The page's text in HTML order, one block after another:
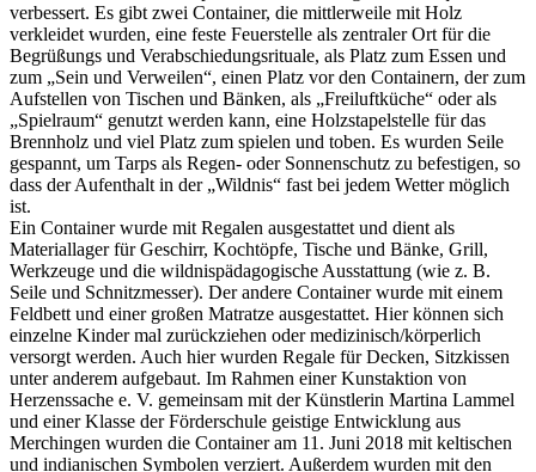
verbessert. Es gibt zwei Container, die mittlerweile mit Holz
verkleidet wurden, eine feste Feuerstelle als zentraler Ort für die
Begrüßungs und Verabschiedungsrituale, als Platz zum Essen und
zum „Sein und Verweilen“, einen Platz vor den Containern, der zum
Aufstellen von Tischen und Bänken, als „Freiluftküche“ oder als
„Spielraum“ genutzt werden kann, eine Holzstapelstelle für das
Brennholz und viel Platz zum spielen und toben. Es wurden Seile
gespannt, um Tarps als Regen- oder Sonnenschutz zu befestigen, so
dass der Aufenthalt in der „Wildnis“ fast bei jedem Wetter möglich
ist.
Ein Container wurde mit Regalen ausgestattet und dient als
Materiallager für Geschirr, Kochtöpfe, Tische und Bänke, Grill,
Werkzeuge und die wildnispädagogische Ausstattung (wie z. B.
Seile und Schnitzmesser). Der andere Container wurde mit einem
Feldbett und einer großen Matratze ausgestattet. Hier können sich
einzelne Kinder mal zurückziehen oder medizinisch/körperlich
versorgt werden. Auch hier wurden Regale für Decken, Sitzkissen
unter anderem aufgebaut. Im Rahmen einer Kunstaktion von
Herzenssache e. V. gemeinsam mit der Künstlerin Martina Lammel
und einer Klasse der Förderschule geistige Entwicklung aus
Merchingen wurden die Container am 11. Juni 2018 mit keltischen
und indianischen Symbolen verziert. Außerdem wurden mit den